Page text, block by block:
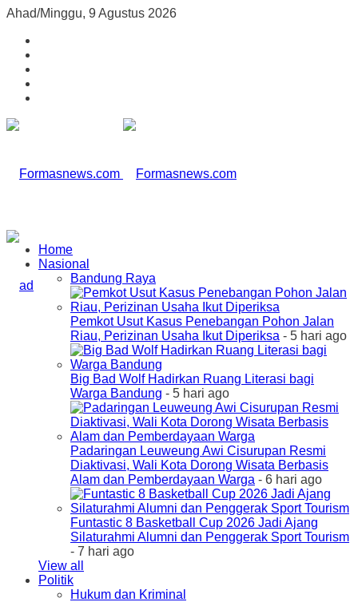
Ahad/Minggu, 9 Agustus 2026
Home
Nasional
Bandung Raya
Pemkot Usut Kasus Penebangan Pohon Jalan
Riau, Perizinan Usaha Ikut Diperiksa - 5 hari ago
Big Bad Wolf Hadirkan Ruang Literasi bagi
Warga Bandung - 5 hari ago
Padaringan Leuweung Awi Cisurupan Resmi
Diaktivasi, Wali Kota Dorong Wisata Berbasis
Alam dan Pemberdayaan Warga - 6 hari ago
Funtastic 8 Basketball Cup 2026 Jadi Ajang
Silaturahmi Alumni dan Penggerak Sport Tourism
- 7 hari ago
View all
Politik
Hukum dan Kriminal